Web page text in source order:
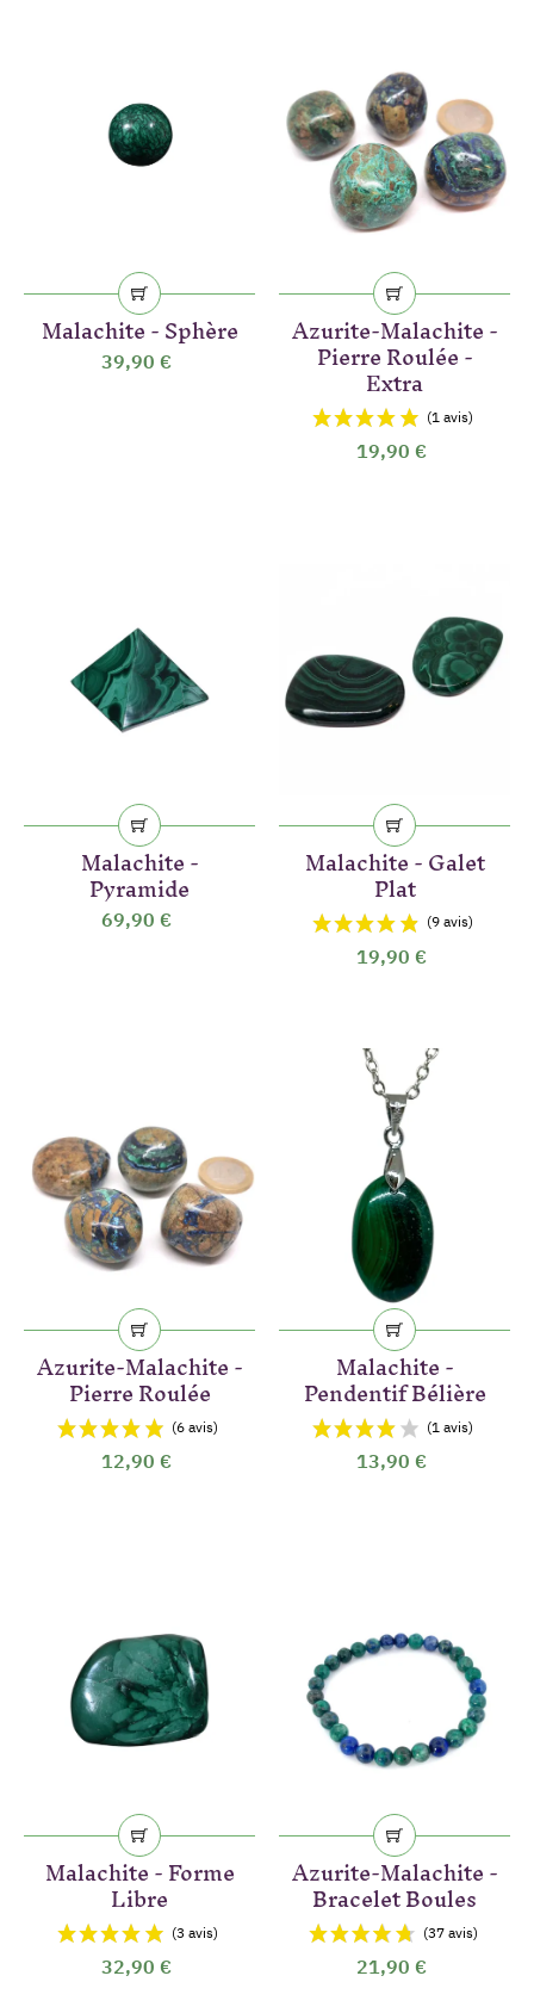
(32 avis)
Malachite - Sphère
39,90 €
Azurite-Malachite -
Pierre Roulée -
Extra
19,90 €
Malachite -
Pyramide
69,90 €
Malachite - Galet
Plat
19,90 €
Azurite-Malachite -
Pierre Roulée
12,90 €
Malachite -
Pendentif Bélière
13,90 €
Malachite - Forme
Libre
32,90 €
Azurite-Malachite -
Bracelet Boules
21,90 €